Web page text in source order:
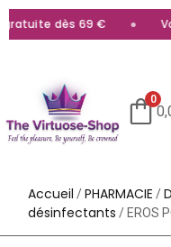
dès 69 €
0
Accueil /PHARMACIE /
désinfectants / EROS